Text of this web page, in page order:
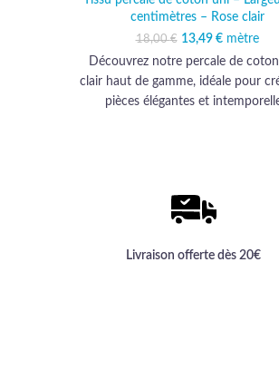
centimètres – Rose clair
18,00€
Le prix initial
18,00 €.
13,49 € Le prix
mètre
Découvrez notre percale de
clair haut de gamme, idéale pour
pièces élégantes et
Livraison offerte dès 20€